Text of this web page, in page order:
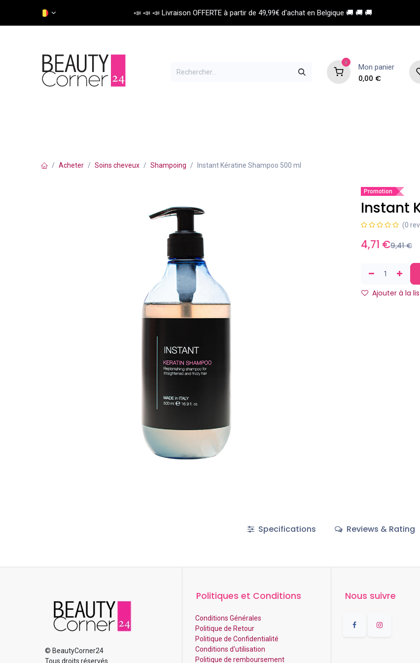
📣 📣 📣 Livraison OFFERTE à partir de 49,99€ d'achat en Belgique 🚚 🚚 🚚
0 Mon panier
0,00 €
Acheter Soins cheveux Shampoing Instant Kératine Shampoo 500 ml
Promotion
Instant
(0
4,71 €9,41€
Ajouter à la
Specifications Reviews & Rating
© BeautyCorner24
Tous droits réservés.
Politiques et Conditions
Conditions Générales
Politique de Retour
Politique de Confidentialité
Conditions d'utilisation
Politique de remboursement
Nous suivre